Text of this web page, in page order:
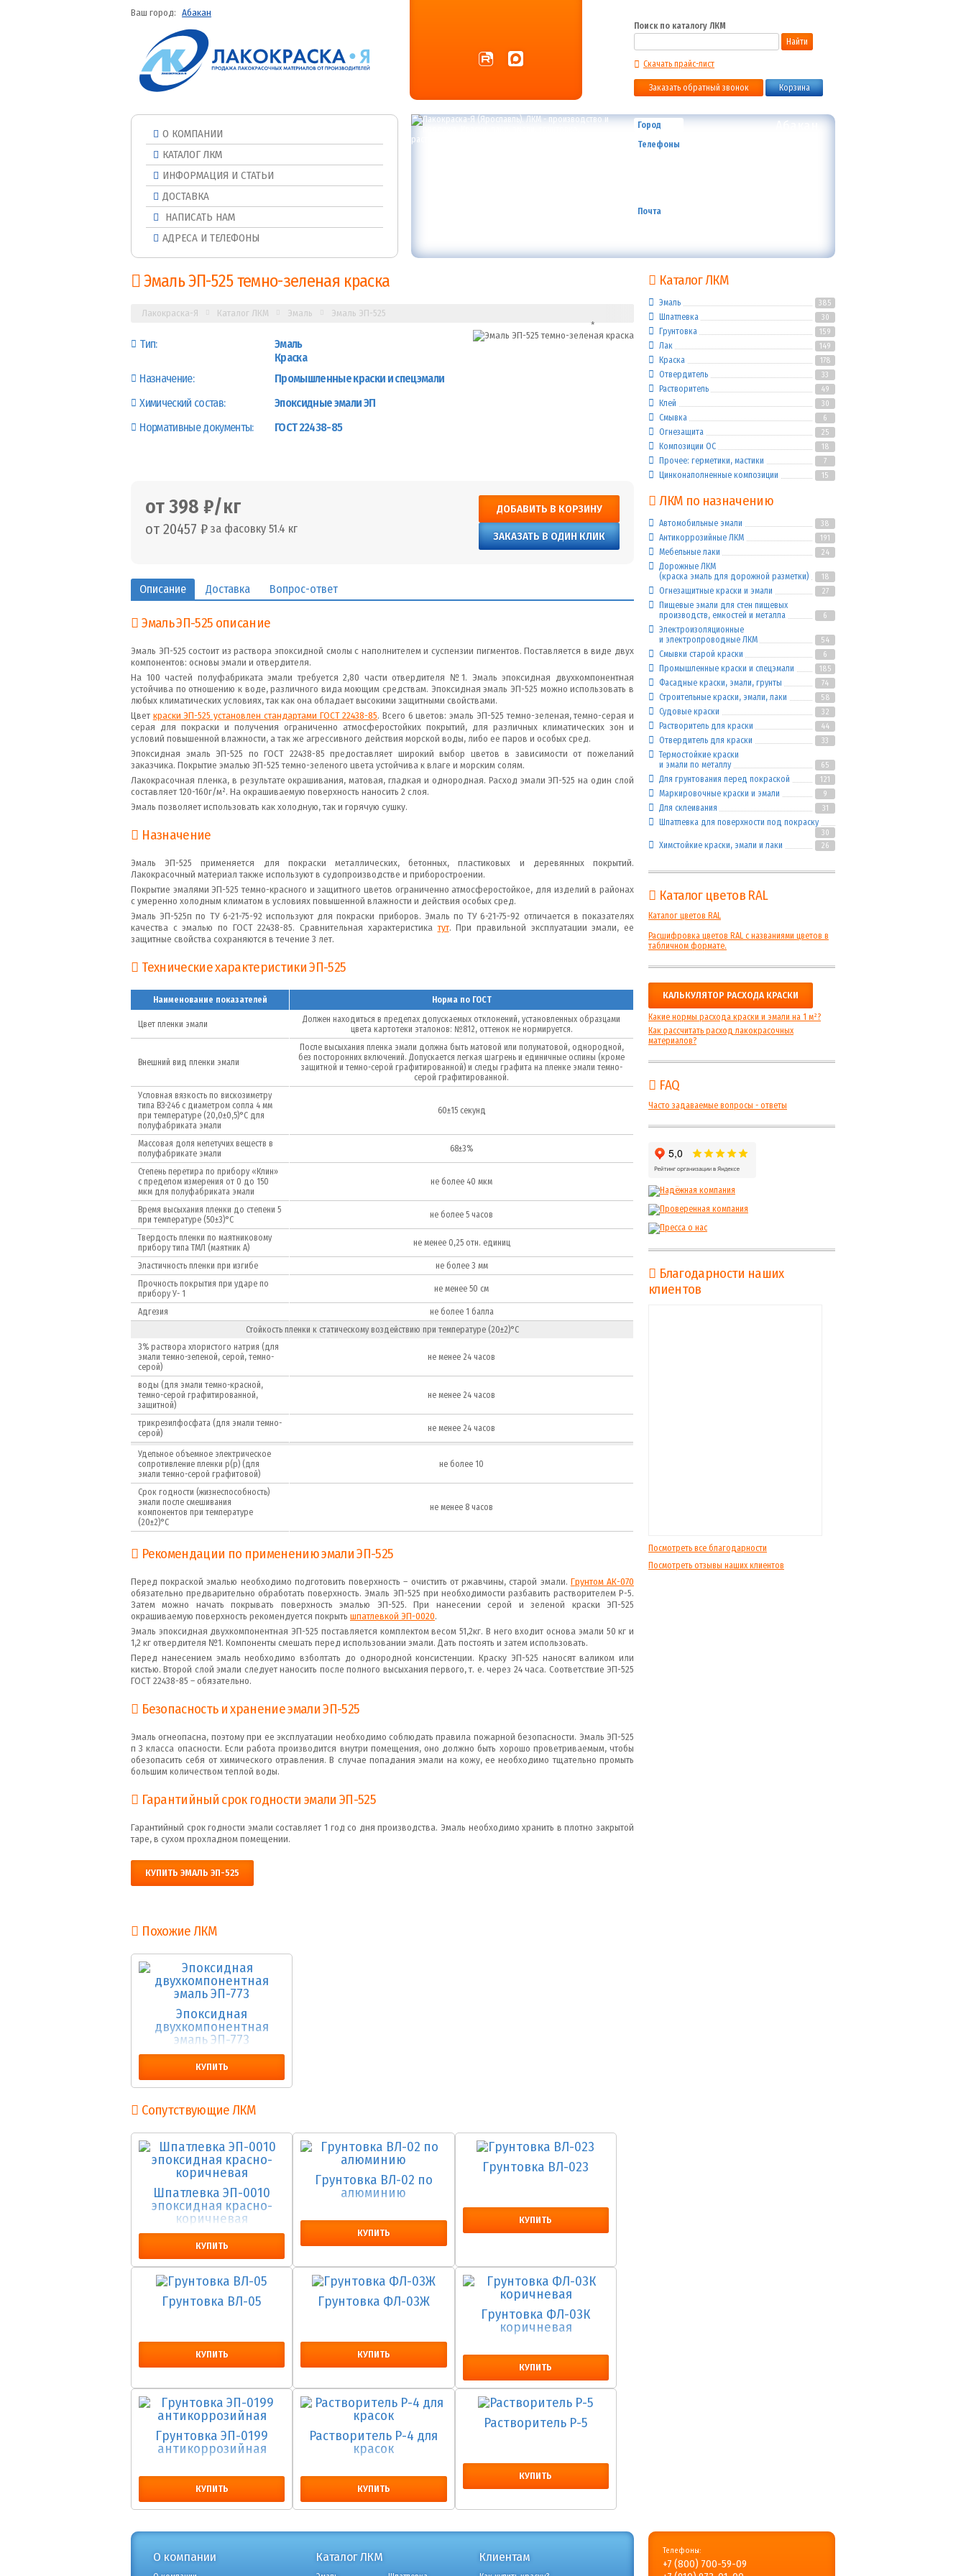
Ваш город: Абакан
Поиск по каталогу ЛКМ
Найти
Скачать прайс-лист
Заказать обратный звонок Корзина
О КОМПАНИИ
КАТАЛОГ ЛКМ
ИНФОРМАЦИЯ И СТАТЬИ
ДОСТАВКА
НАПИСАТЬ НАМ
АДРЕСА И ТЕЛЕФОНЫ
Город Абакан
Телефоны
Почта
Эмаль ЭП-525 темно-зеленая краска
Лакокраска-Я Каталог ЛКМ Эмаль Эмаль ЭП-525
Тип:
Эмаль
Краска
Назначение:
Промышленные краски и спецэмали
Химический состав:
Эпоксидные эмали ЭП
Нормативные документы:
ГОСТ 22438-85
от 398 ₽/кг
от 20457 ₽ за фасовку 51.4 кг
ДОБАВИТЬ В КОРЗИНУ
ЗАКАЗАТЬ В ОДИН КЛИК
Описание Доставка Вопрос-ответ
Эмаль ЭП-525 описание
Эмаль ЭП-525 состоит из раствора эпоксидной смолы с наполнителем и суспензии пигментов. Поставляется в виде двух
компонентов: основы эмали и отвердителя.
На 100 частей полуфабриката эмали требуется 2,80 части отвердителя №1. Эмаль эпоксидная двухкомпонентная
устойчива по отношению к воде, различного вида моющим средствам. Эпоксидная эмаль ЭП-525 можно использовать в
любых климатических условиях, так как она обладает высокими защитными свойствами.
Цвет краски ЭП-525 установлен стандартами ГОСТ 22438-85. Всего 6 цветов: эмаль ЭП-525 темно-зеленая, темно-серая и
серая для покраски и получения ограниченно атмосферостойких покрытий, для различных климатических зон и
условий повышенной влажности, а так же агрессивного действия морской воды, либо ее паров и особых сред.
Эпоксидная эмаль ЭП-525 по ГОСТ 22438-85 предоставляет широкий выбор цветов в зависимости от пожеланий
заказчика. Покрытие эмалью ЭП-525 темно-зеленого цвета устойчива к влаге и морским солям.
Лакокрасочная пленка, в результате окрашивания, матовая, гладкая и однородная. Расход эмали ЭП-525 на один слой
составляет 120-160г/м². На окрашиваемую поверхность наносить 2 слоя.
Эмаль позволяет использовать как холодную, так и горячую сушку.
Назначение
Эмаль ЭП-525 применяется для покраски металлических, бетонных, пластиковых и деревянных покрытий.
Лакокрасочный материал также используют в судопроизводстве и приборостроении.
Покрытие эмалями ЭП-525 темно-красного и защитного цветов ограниченно атмосферостойкое, для изделий в районах
с умеренно холодным климатом в условиях повышенной влажности и действия особых сред.
Эмаль ЭП-525п по ТУ 6-21-75-92 используют для покраски приборов. Эмаль по ТУ 6-21-75-92 отличается в показателях
качества с эмалью по ГОСТ 22438-85. Сравнительная характеристикатут. При правильной эксплуатации эмали, ее
защитные свойства сохраняются в течение 3 лет.
Технические характеристики ЭП-525
Наименование показателей Норма по ГОСТ
Цвет пленки эмали
Должен находиться в пределах допускаемых отклонений, установленных образцами
цвета картотеки эталонов: №812, оттенок не нормируется.
Внешний вид пленки эмали
После высыхания пленка эмали должна быть матовой или полуматовой, однородной,
без посторонних включений. Допускается легкая шагрень и единичные оспины (кроме
защитной и темно-серой графитированной) и следы графита на пленке эмали темно-
серой графитированной.
Условная вязкость по вискозиметру
типа ВЗ-246 с диаметром сопла 4 мм
при температуре (20,0±0,5)°С для
полуфабриката эмали
60±15 секунд
Массовая доля нелетучих веществ в
полуфабрикате эмали
68±3%
Степень перетира по прибору «Клин»
с пределом измерения от 0 до 150
мкм для полуфабриката эмали
не более 40 мкм
Время высыхания пленки до степени 5
при температуре (50±3)°С
не более 5 часов
Твердость пленки по маятниковому
прибору типа ТМЛ (маятник А)
не менее 0,25 отн. единиц
Эластичность пленки при изгибе
не более 3 мм
Прочность покрытия при ударе по
прибору У- 1
не менее 50 см
Адгезия
не более 1 балла
Стойкость пленки к статическому воздействию при температуре (20±2)°С
3% раствора хлористого натрия (для
эмали темно-зеленой, серой, темно-
серой)
не менее 24 часов
воды (для эмали темно-красной,
темно-серой графитированной,
защитной)
не менее 24 часов
трикрезилфосфата (для эмали темно-
серой)
не менее 24 часов
Удельное объемное электрическое
сопротивление пленки р(р) (для
эмали темно-серой графитовой)
не более 10
Срок годности (жизнеспособность)
эмали после смешивания
компонентов при температуре
(20±2)°С
не менее 8 часов
Рекомендации по применению эмали ЭП-525
Перед покраской эмалью необходимо подготовить поверхность – очистить от ржавчины, старой эмали. Грунтом АК-070
обязательно предварительно обработать поверхность. Эмаль ЭП-525 при необходимости разбавить растворителем Р-5.
Затем можно начать покрывать поверхность эмалью ЭП-525. При нанесении серой и зеленой краски ЭП-525
окрашиваемую поверхность рекомендуется покрыть шпатлевкой ЭП-0020.
Эмаль эпоксидная двухкомпонентная ЭП-525 поставляется комплектом весом 51,2кг. В него входит основа эмали 50 кг и
1,2 кг отвердителя №1. Компоненты смешать перед использовании эмали. Дать постоять и затем использовать.
Перед нанесением эмаль необходимо взболтать до однородной консистенции. Краску ЭП-525 наносят валиком или
кистью. Второй слой эмали следует наносить после полного высыхания первого, т. е. через 24 часа. Соответствие ЭП-525
ГОСТ 22438-85 – обязательно.
Безопасность и хранение эмали ЭП-525
Эмаль огнеопасна, поэтому при ее эксплуатации необходимо соблюдать правила пожарной безопасности. Эмаль ЭП-525
п 3 класса опасности. Если работа производится внутри помещения, оно должно быть хорошо проветриваемым, чтобы
обезопасить себя от химического отравления. В случае попадания эмали на кожу, ее необходимо тщательно промыть
большим количеством теплой воды.
Гарантийный срок годности эмали ЭП-525
Гарантийный срок годности эмали составляет 1 год со дня производства. Эмаль необходимо хранить в плотно закрытой
таре, в сухом прохладном помещении.
КУПИТЬ ЭМАЛЬ ЭП-525
Похожие ЛКМ
Эпоксидная
двухкомпонентная
эмаль ЭП-773
КУПИТЬ
Сопутствующие ЛКМ
Шпатлевка ЭП-0010
эпоксидная красно-
коричневая
КУПИТЬ
Грунтовка ВЛ-02 по
алюминию
КУПИТЬ
Грунтовка ВЛ-023
КУПИТЬ
Грунтовка ВЛ-05
КУПИТЬ
Грунтовка ФЛ-03Ж
КУПИТЬ
Грунтовка ФЛ-03К
коричневая
КУПИТЬ
Грунтовка ЭП-0199
антикоррозийная
КУПИТЬ
Растворитель Р-4 для
красок
КУПИТЬ
Растворитель Р-5
КУПИТЬ
Каталог ЛКМ
Эмаль 385
Шпатлевка 30
Грунтовка 159
Лак 149
Краска 178
Отвердитель 33
Растворитель 49
Клей 30
Смывка 6
Огнезащита 25
Композиции ОС 18
Прочее: герметики, мастики 7
Цинконаполненные композиции 15
ЛКМ по назначению
Автомобильные эмали 38
Антикоррозийные ЛКМ 191
Мебельные лаки 24
Дорожные ЛКМ
(краска эмаль для дорожной разметки)
18
Огнезащитные краски и эмали 27
Пищевые эмали для стен пищевых
производств, емкостей и металла
6
Электроизоляционные
и электропроводные ЛКМ
54
Смывки старой краски 6
Промышленные краски и спецэмали 185
Фасадные краски, эмали, грунты 74
Строительные краски, эмали, лаки 58
Судовые краски 32
Растворитель для краски 44
Отвердитель для краски 33
Термостойкие краски
и эмали по металлу
65
Для грунтования перед покраской 121
Маркировочные краски и эмали 9
Для склеивания 31
Шпатлевка для поверхности под покраску
30
Химстойкие краски, эмали и лаки 26
Каталог цветов RAL
Каталог цветов RAL
Расшифровка цветов RAL с названиями цветов в
табличном формате.
КАЛЬКУЛЯТОР РАСХОДА КРАСКИ
Какие нормы расхода краски и эмали на 1 м²?
Как рассчитать расход лакокрасочных
материалов?
FAQ
Часто задаваемые вопросы - ответы
Благодарности наших
клиентов
Посмотреть все благодарности
Посмотреть отзывы наших клиентов
О компании Каталог ЛКМ Клиентам Телефоны:
+7 (800) 700-59-09